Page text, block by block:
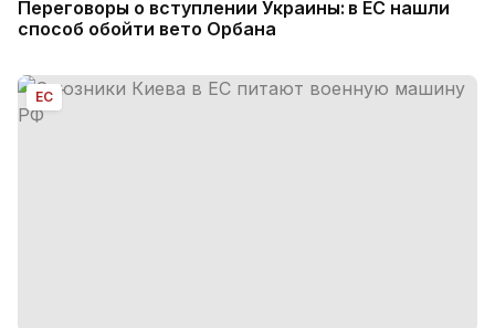
Переговоры о вступлении Украины: в ЕС нашли
способ обойти вето Орбана
ЕС